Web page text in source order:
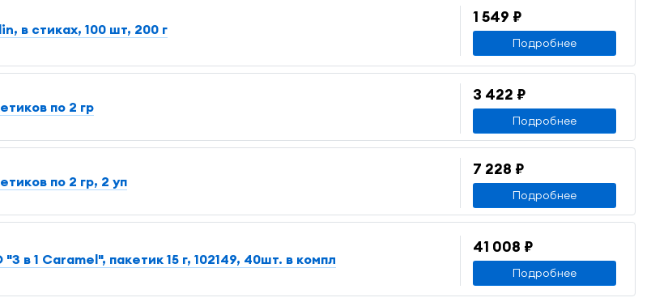
в стиках, 100 шт, 200 г
1 549 ₽
Подробнее
по 2 гр
3 422 ₽
Подробнее
по 2 гр, 2 уп
7 228 ₽
Подробнее
в 1 Caramel", пакетик 15 г, 102149, 40шт. в компл
41 008 ₽
Подробнее